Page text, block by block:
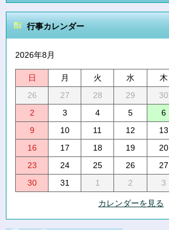
行事カレンダー
2026年8月
日 月 火 水 木
26
27 28 29 30
2
3 4 5 6
9
10 11 12 13
16
17 18 19 20
23
24 25 26 27
30
31 1 2 3
カレンダーを見る